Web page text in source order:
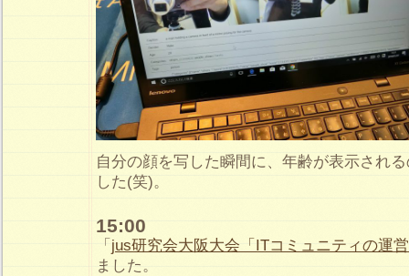
自分の顔を写した瞬間に、年齢が表示され
した(笑)。
15:00
「 jus研究会大阪大会「ITコミュニティの運
ました。